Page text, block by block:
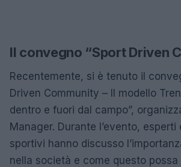
Il convegno “Sport Driven
Recentemente, si è tenuto il
Driven Community – Il modello
dentro e fuori dal campo”,
Manager. Durante l’evento, esperti
sportivi hanno discusso
nella società e come questo possa